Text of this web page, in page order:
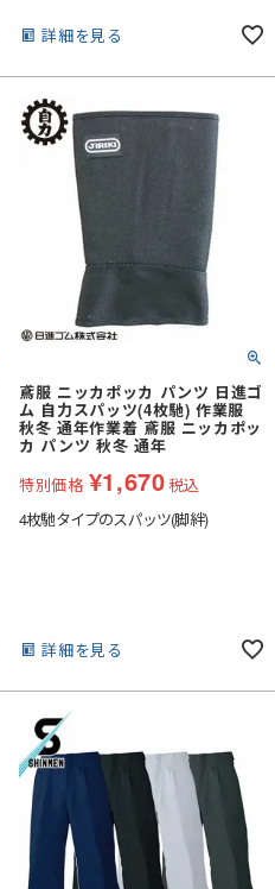
詳細を見る
鳶服 ニッカポッカ パンツ 日進ゴ
ム 自力スパッツ(4枚馳) 作業服
秋冬 通年作業着 鳶服 ニッカポッ
カ パンツ 秋冬 通年
特別価格 ¥1,670税込
4枚馳タイプのスパッツ(脚絆)
詳細を見る